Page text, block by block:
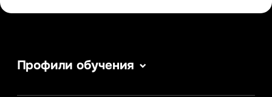
Профили обучения
Сервис в сфере туризма и гостеприимства